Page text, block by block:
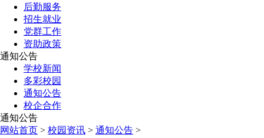
后勤服务
招生就业
党群工作
资助政策
通知公告
学校新闻
多彩校园
通知公告
校企合作
通知公告
网站首页 > 校园资讯 > 通知公告 >